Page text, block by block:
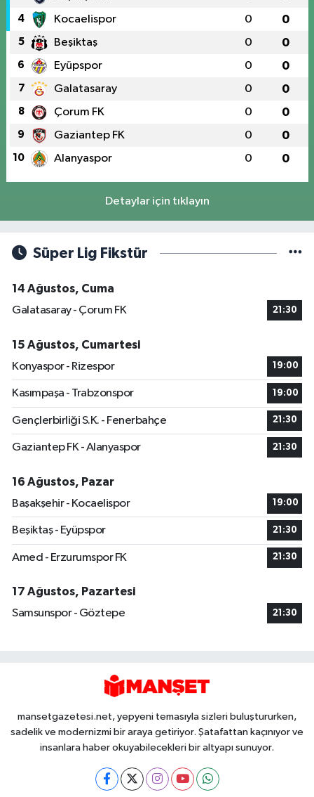
4 Kocaelispor 0 0
5 Beşiktaş 0 0
6 Eyüpspor 0 0
7 Galatasaray 0 0
8 Çorum FK 0 0
9 Gaziantep FK 0 0
10 Alanyaspor 0 0
Detaylar için tıklayın
Süper Lig Fikstür
14 Ağustos, Cuma
Galatasaray - Çorum FK
21:30
15 Ağustos, Cumartesi
Konyaspor - Rizespor
19:00
Kasımpaşa - Trabzonspor 19:00
Gençlerbirliği S.K. - Fenerbahçe 21:30
Gaziantep FK - Alanyaspor 21:30
16 Ağustos, Pazar
Başakşehir - Kocaelispor
19:00
Beşiktaş - Eyüpspor 21:30
Amed - Erzurumspor FK 21:30
17 Ağustos, Pazartesi
Samsunspor - Göztepe
21:30
mansetgazetesi.net, yepyeni temasıyla sizleri buluştururken,
sadelik ve modernizmi bir araya getiriyor. Şatafattan kaçınıyor ve
insanlara haber okuyabilecekleri bir altyapı sunuyor.